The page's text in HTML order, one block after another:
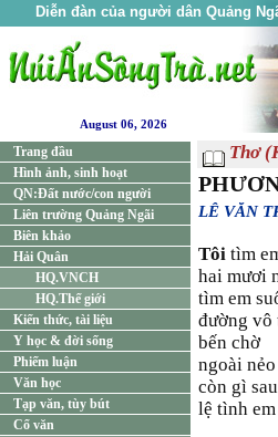
Diễn đàn của người dân Quảng
August 06, 2026
Trang đầu
Hình ảnh, sinh hoạt
QN:Đất nước/con người
Liên trường Quảng Ngãi
Biên khảo
Hải Quân
HQ.VNCH
HQ.Thế giới
Kiến thức, tài liệu
Y học & đời sống
Phiếm luận
Văn học
Tạp văn, tùy bút
Cổ văn
Thơ
LÊ VĂN
Tôi tìm
hai mươi
tìm em
đường vô
bến chờ
ngoài
còn gì
lệ tình